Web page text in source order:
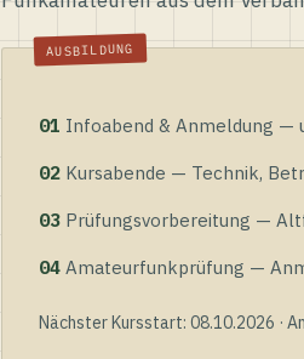
01 Infoabend & Anmeldung —
02 Kursabende — Technik,
03 Prüfungsvorbereitung —
04 Amateurfunkprüfung —
Nächster Kursstart: 08.10.2026 ·